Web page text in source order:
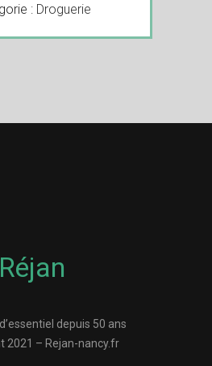
: Droguerie
Réjan
depuis 50 ans
2021 – Rejan-nancy.fr